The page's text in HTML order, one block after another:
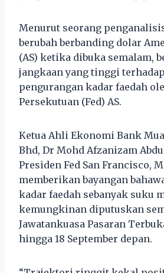
Menurut seorang
berubah berbanding dolar
(AS) ketika dibuka semalam,
jangkaan yang tinggi
pengurangan kadar faedah
Persekutuan (Fed) AS.
Ketua Ahli Ekonomi Bank
Bhd, Dr Mohd Afzanizam
Presiden Fed San Francisco,
memberikan bayangan
kadar faedah sebanyak suku
kemungkinan diputuskan
Jawatankuasa Pasaran
hingga 18 September depan.